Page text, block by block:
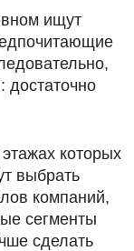
ищут
достаточно
которых
выбрать
компаний,
сегменты
сделать